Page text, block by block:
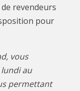
revendeurs
pour
vous
au
permettant